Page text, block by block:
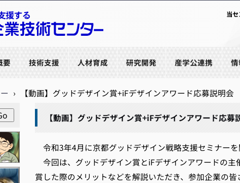
当
要 技術支援 人材育成 研究開発 産学公連携
› 【動画】グッドデザイン賞+iFデザインアワード応募説明会
【動画】グッドデザイン賞+iFデザインアワード応募
令和3年4月に京都グッドデザイン戦略支援セミナーを
今回は、グッドデザイン賞とiFデザインアワードの
賞した際のメリットなどを解説いただき、参加企業の皆